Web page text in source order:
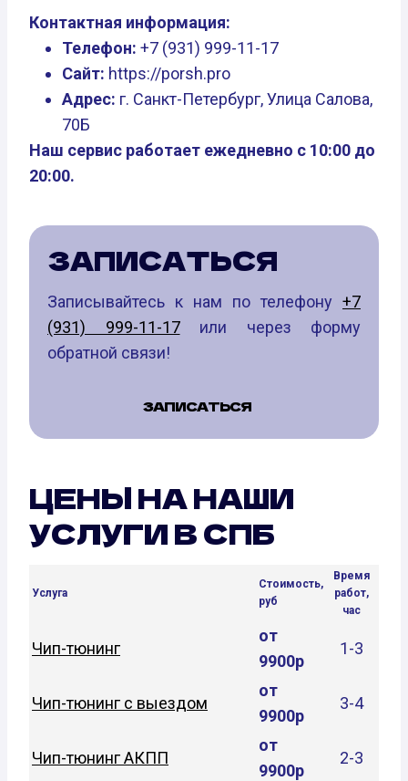
Контактная информация:
Телефон: +7 (931) 999-11-17
Сайт: https://porsh.pro
Адрес: г. Санкт-Петербург, Улица Салова,
70Б
Наш сервис работает ежедневно с 10:00 до
20:00.
ЗАПИСАТЬСЯ
Записывайтесь к нам по телефону +7
(931) 999-11-17или через форму
обратной связи!
ЗАПИСАТЬСЯ
ЦЕНЫ НА НАШИ
УСЛУГИ В СПБ
Услуга
Стоимость,
руб
Время
работ,
час
Чип-тюнинг
от
9900р
1-3
Чип-тюнинг с выездом
от
9900р
3-4
Чип-тюнинг АКПП
от
9900р
2-3